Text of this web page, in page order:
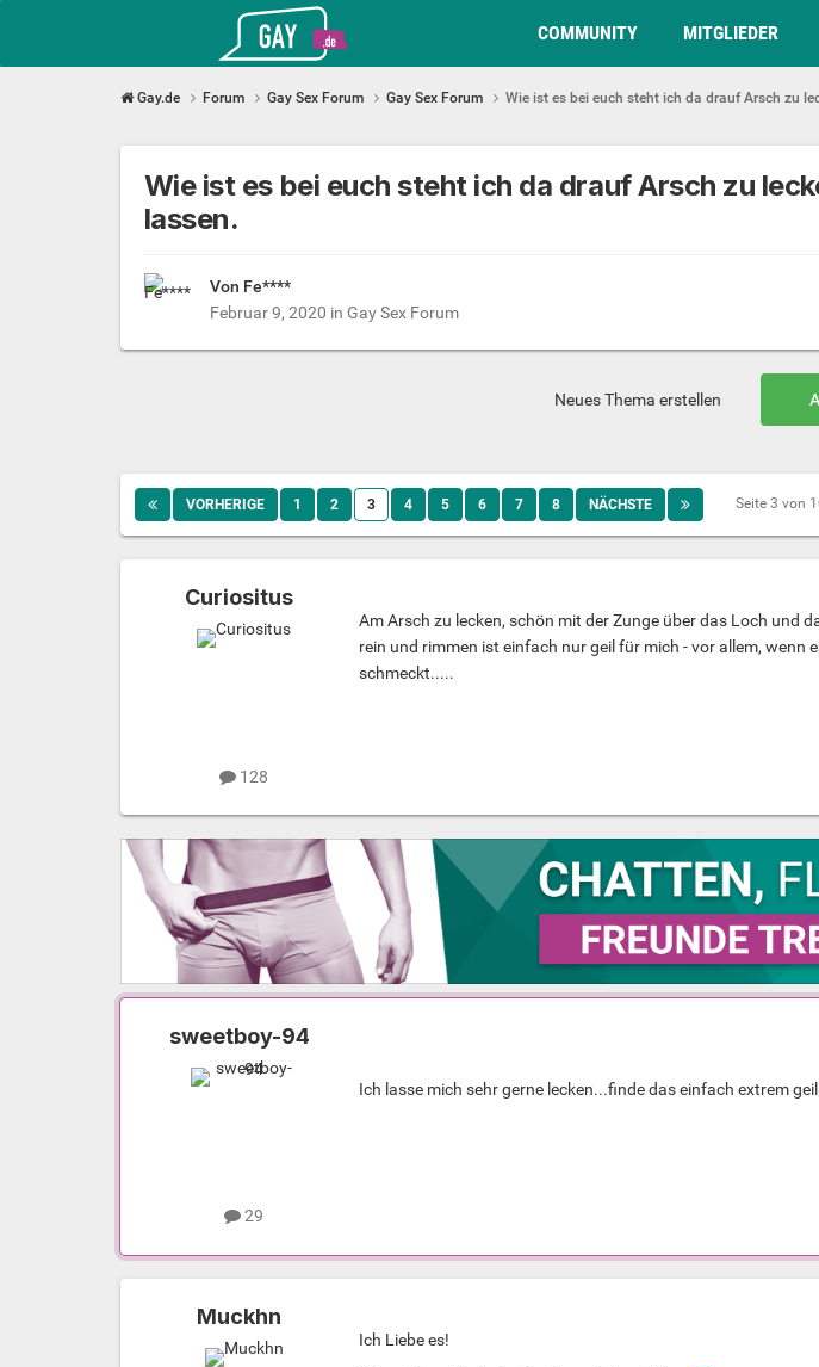
COMMUNITY MITGLIEDER
Gay.de Forum Gay Sex Forum Gay Sex Forum Wie ist es bei euch steht ich da drauf Arsch zu
Wie ist es bei euch steht ich da drauf Arsch zu
lassen.
Von Fe****
Februar 9, 2020 in Gay Sex Forum
Neues Thema erstellen
VORHERIGE 1 2 3 4 5 6 7 8 NÄCHSTE Seite 3 von
Curiositus
128
Am Arsch zu lecken, schön mit der Zunge über das Loch und
rein und rimmen ist einfach nur geil für mich - vor allem, wenn
schmeckt.....
sweetboy-94
29
Ich lasse mich sehr gerne lecken...finde das einfach extrem geil
Muckhn
Ich Liebe es!